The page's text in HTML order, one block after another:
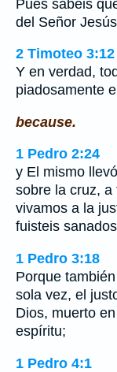
Pues sabéis
del Señor
2 Timoteo 3:12
Y en verdad,
piadosamente
because.
1 Pedro 2:24
y El mismo
sobre la cruz,
vivamos a la
fuisteis
1 Pedro 3:18
Porque
sola vez, el
Dios, muerto
espíritu;
1 Pedro 4:1